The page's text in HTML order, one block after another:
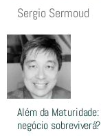
Sergio Sermoud
Além da
negócio sobreviverá?